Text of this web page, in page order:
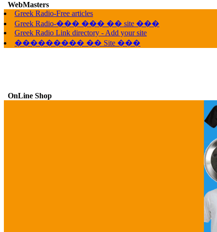
WebMasters
Greek Radio-Free articles
Greek Radio-��� ��� �� site ���
Greek Radio Link directory - Add your site
��������� �� Site ���
OnLine Shop